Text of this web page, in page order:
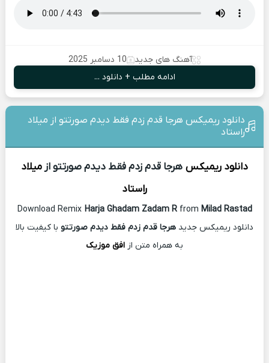
آهنگ های جدید
10 دسامبر 2025
ادامه مطلب + دانلود ...
دانلود ریمیکس هرجا قدم زدم فقط دیدم صورتتو از میلاد
راستاد
دانلود ریمیکس هرجا قدم زدم فقط دیدم صورتتو ازمیلاد
راستاد
Download Remix Harja Ghadam Zadam Rfrom Milad Rastad
دانلود ریمیکس جدید هرجا قدم زدم فقط دیدم صورتتو با کیفیت بالا
به همراه متن از افق موزیک